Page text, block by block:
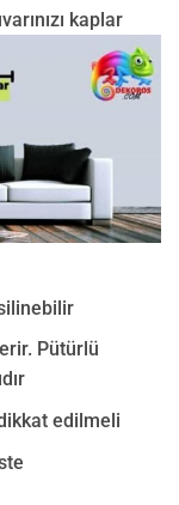
kaplar
Pütürlü
edilmeli